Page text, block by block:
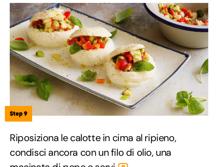
Step 9
Riposiziona le calotte in cima al ripieno,
condisci ancora con un filo di olio, una